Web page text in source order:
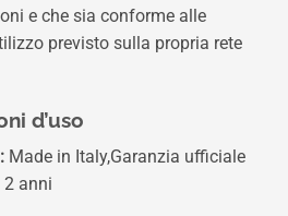
e che sia conforme alle
previsto sulla propria rete
d’uso
Made in Italy,Garanzia ufficiale
anni